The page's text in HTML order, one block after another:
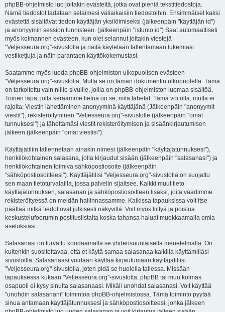
phpBB-ohjelmisto luo joitakin evästeitä, jotka ovat pieniä tekstitiedostoja.
Nämä tiedostot ladataan selaimesi väliaikaisiin tiedostoihin. Ensimmäiset kaksi
evästettä sisältävät tiedon käyttäjän yksilöimiseksi (jälkeenpäin "käyttäjän id")
ja anonyymin session tunnisteen. (jälkeenpäin "istunto id") Saat automaattiseti
myös kolmannen evästeen, kun olet selannut joitakin viestejä
"Veljesseura.org"-sivustolla ja näitä käytetään tallentamaan lukemiasi
vestiketjuja ja näin parantaen käyttökokemustasi.
Saatamme myös luoda phpBB-ohjelmiston ulkopuolisen evästeen
"Veljesseura.org"-sivustolta, Mutta se on tämän dokumentin ulkopuolella. Tämä
on tarkoitettu vain niille sivuille, joilla on phpBB-ohjelmiston luomaa sisältöä.
Toinen tapa, jolla keräämme tietoa on se, mitä lähetät. Tämä voi olla, mutta ei
rajoita: Viestin lähettäminen anonyyminä käyttäjänä (Jälkeenpäin "anonyymit
viestit"), rekisteröityminen "Veljesseura.org"-sivustolle (jälkeenpäin "omat
tunnuksesi") ja lähettämäsi viestit rekisteröitymisen ja sisäänkirjautumisen
jälkeen (jälkeenpäin "omat viestisi").
Käyttäjätiliin tallennetaan ainakin nimesi (jälkeenpäin "käyttäjätunnuksesi"),
henkilökohtainen salasana, jolla kirjaudut sisään (jälkeenpäin "salasanasi") ja
henkilökohtainen toimiva sähköpostiosoite (jälkeenpäin
"sähköpostiosoitteesi"). Käyttäjätilisi "Veljesseura.org"-sivustolla on suojattu
sen maan tietoturvalailla, jossa palvelin sijaitsee. Kaikki muut tieto
käyttäjätunnuksen, salasanan ja sähköpostiosoitteen lisäksi, joita vaadimme
rekisteröityessä on meidän hallinnassamme. Kaikissa tapauksissa voit itse
päättää mitkä tiedot ovat julkisesti näkyvillä. Voit myös liittyä ja poistua
keskustelufoorumin postituslistalta koska tahansa haluat muokkaamalla omia
asetuksiasi.
Salasanasi on turvattu koodaamalla se yhdensuuntaisella menetelmällä. On
kuitenkin suositeltavaa, että et käytä samaa salasanaa kaikilla käyttämilläsi
sivustoilla. Salasanaasi voidaan käyttää kirjautumaan käyttäjätiliisi
"Veljesseura.org"-sivustolla, joten pidä se huolella tallessa. Missään
tapauksessa kukaan "Veljesseura.org"-sivustolta, phpBB tai muu kolmas
osapuoli ei kysy sinulta salasanaasi. Mikäli unohdat salasanasi. Voit käyttää
"unohdin salasanani" toimintoa phpBB-ohjelmistossa. Tämä toiminto pyytää
sinua antamaan käyttäjätunnuksesi ja sähköpostiosoitteesi, jonka jälkeen